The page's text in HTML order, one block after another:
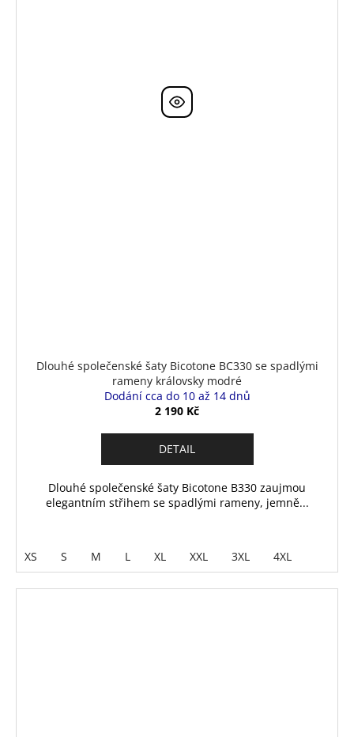
Dlouhé společenské šaty Bicotone BC330 se spadlými
rameny královsky modré
Dodání cca do 10 až 14 dnů
2 190 Kč
DETAIL
Dlouhé společenské šaty Bicotone B330 zaujmou
elegantním střihem se spadlými rameny, jemně...
XS S M L XL XXL 3XL 4XL